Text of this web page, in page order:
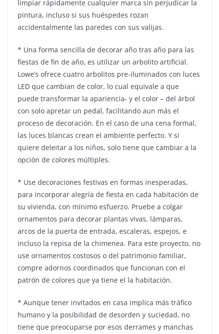
limpiar rápidamente cualquier marca sin perjudicar la
pintura, incluso si sus huéspedes rozan
accidentalmente las paredes con sus valijas.
* Una forma sencilla de decorar año tras año para las
fiestas de fin de año, es utilizar un arbolito artificial.
Lowe’s ofrece cuatro arbolitos pre-iluminados con luces
LED que cambian de color, lo cual equivale a que
puede transformar la apariencia- y el color – del árbol
con solo apretar un pedal, facilitando aun más el
proceso de decoración. En el caso de una cena formal,
las luces blancas crean el ambiente perfecto. Y si
quiere deleitar a los niños, solo tiene que cambiar a la
opción de colores múltiples.
* Use decoraciones festivas en formas inesperadas,
para incorporar alegría de fiesta en cada habitación de
su vivienda, con mínimo esfuerzo. Pruebe a colgar
ornamentos para decorar plantas vivas, lámparas,
arcos de la puerta de entrada, escaleras, espejos, e
incluso la repisa de la chimenea. Para este proyecto, no
use ornamentos costosos o del patrimonio familiar,
compre adornos coordinados que funcionan con el
patrón de colores que ya tiene el la habitación.
* Aunque tener invitados en casa implica más tráfico
humano y la posibilidad de desorden y suciedad, no
tiene que preocuparse por esos derrames y manchas